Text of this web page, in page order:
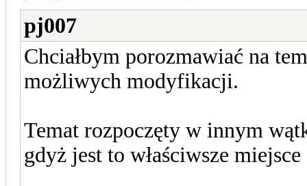
pj007
Chciałbym porozmawiać na
możliwych modyfikacji.
Temat rozpoczęty w innym
gdyż jest to właściwsze